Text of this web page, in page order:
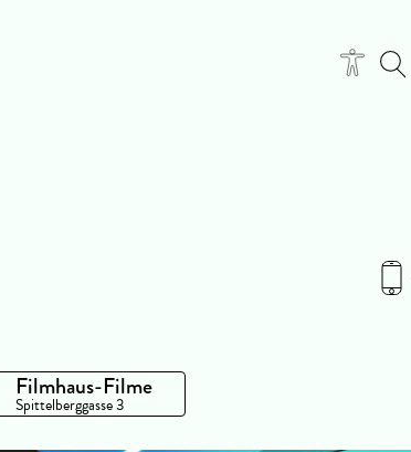
Filmhaus-Filme
Spittelberggasse 3